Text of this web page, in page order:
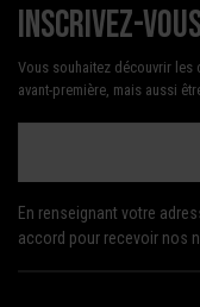
Inscrivez-
Vous souhaitez découvrir les
avant-première, mais aussi
En renseignant votre
accord pour recevoir nos